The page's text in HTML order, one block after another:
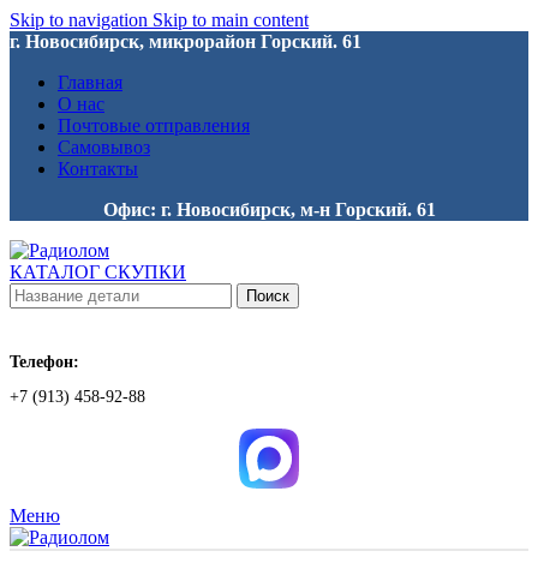
Skip to navigation Skip to main content
г. Новосибирск, микрорайон Горский. 61
Главная
О нас
Почтовые отправления
Самовывоз
Контакты
Офис: г. Новосибирск, м-н Горский. 61
КАТАЛОГ СКУПКИ
Поиск
Телефон:
+7 (913) 458-92-88
Меню